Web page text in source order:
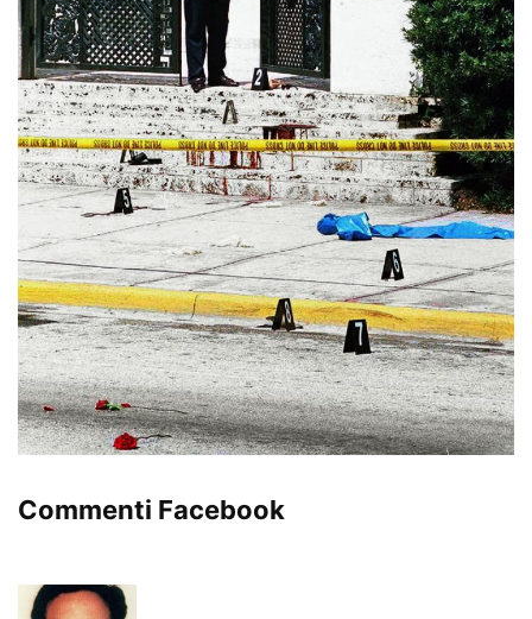
Commenti Facebook